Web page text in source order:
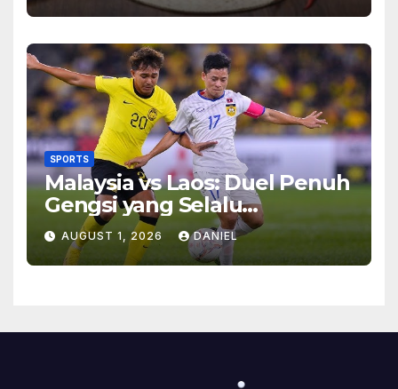
SPORTS
Malaysia vs Laos: Duel Penuh
Gengsi yang Selalu
Menghadirkan Cerita
Menarik di Lapangan
AUGUST 1, 2026 DANIEL